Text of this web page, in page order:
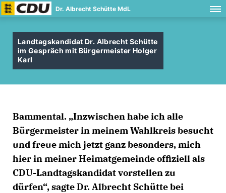
Dr. Albrecht Schütte MdL
Landtagskandidat Dr. Albrecht Schütte
im Gespräch mit Bürgermeister Holger
Karl
Bammental. „Inzwischen habe ich alle
Bürgermeister in meinem Wahlkreis besucht
und freue mich jetzt ganz besonders, mich
hier in meiner Heimatgemeinde offiziell als
CDU-Landtagskandidat vorstellen zu
dürfen“, sagte Dr. Albrecht Schütte bei